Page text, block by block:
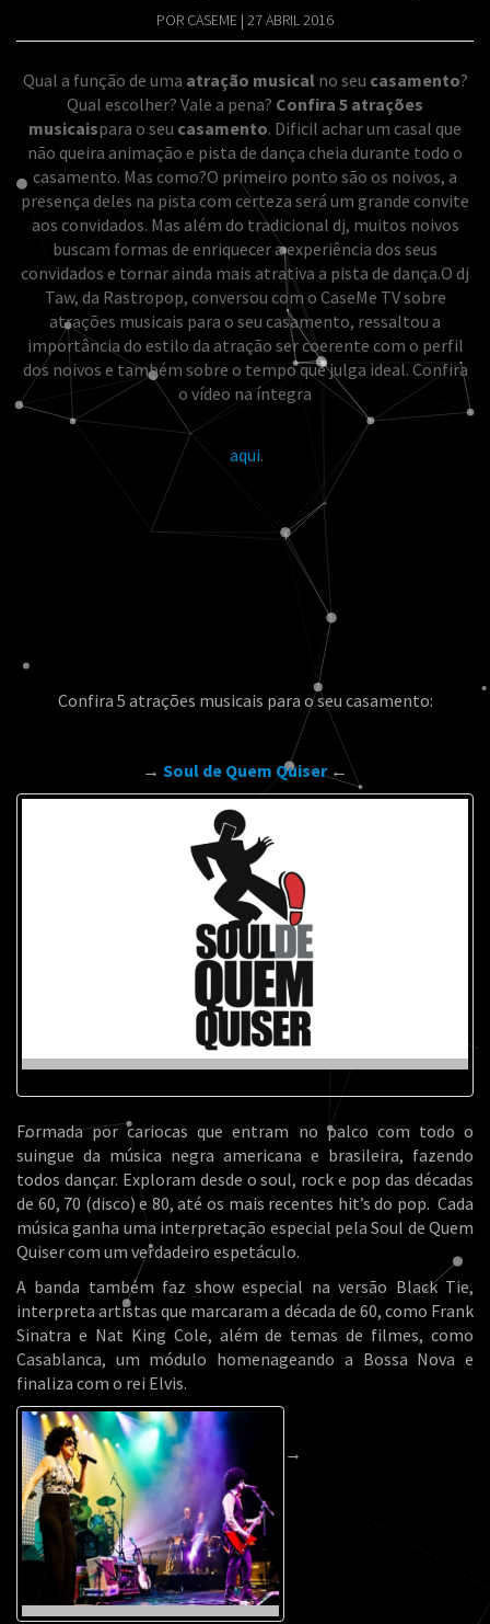
POR CASEME | 27 ABRIL 2016
Qual a função de uma atração musical no seu casamento?
Qual escolher? Vale a pena? Confira 5 atrações
musicaispara o seu casamento. Dificil achar um casal que
não queira animação e pista de dança cheia durante todo o
casamento. Mas como?O primeiro ponto são os noivos, a
presença deles na pista com certeza será um grande convite
aos convidados. Mas além do tradicional dj, muitos noivos
buscam formas de enriquecer a experiência dos seus
convidados e tornar ainda mais atrativa a pista de dança.O dj
Taw, da Rastropop, conversou com o CaseMe TV sobre
atrações musicais para o seu casamento, ressaltou a
importância do estilo da atração ser coerente com o perfil
dos noivos e também sobre o tempo que julga ideal. Confira
o vídeo na íntegra
aqui.
Confira 5 atrações musicais para o seu casamento:
→ Soul de Quem Quiser←
Formada por cariocas que entram no palco com todo o
suingue da música negra americana e brasileira, fazendo
todos dançar. Exploram desde o soul, rock e pop das décadas
de 60, 70 (disco) e 80, até os mais recentes hit’s do pop. Cada
música ganha uma interpretação especial pela Soul de Quem
Quiser com um verdadeiro espetáculo.
A banda também faz show especial na versão Black Tie,
interpreta artistas que marcaram a década de 60, como Frank
Sinatra e Nat King Cole, além de temas de filmes, como
Casablanca, um módulo homenageando a Bossa Nova e
finaliza com o rei Elvis.
→